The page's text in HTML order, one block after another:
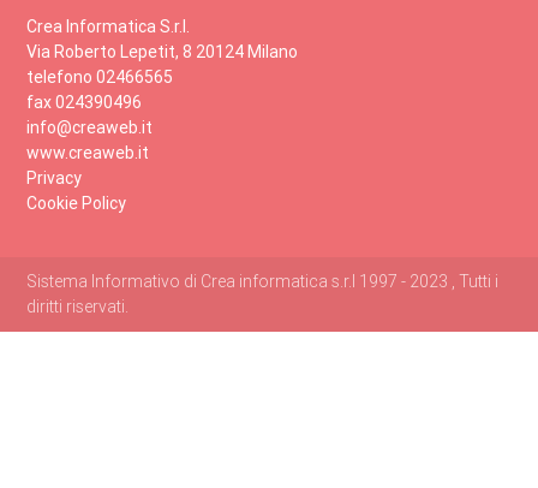
Crea Informatica S.r.l.
Via Roberto Lepetit, 8 20124 Milano
telefono 02466565
fax 024390496
info@creaweb.it
www.creaweb.it
Privacy
Cookie Policy
Sistema Informativo di Crea informatica s.r.l 1997 - 2023 , Tutti i
diritti riservati.